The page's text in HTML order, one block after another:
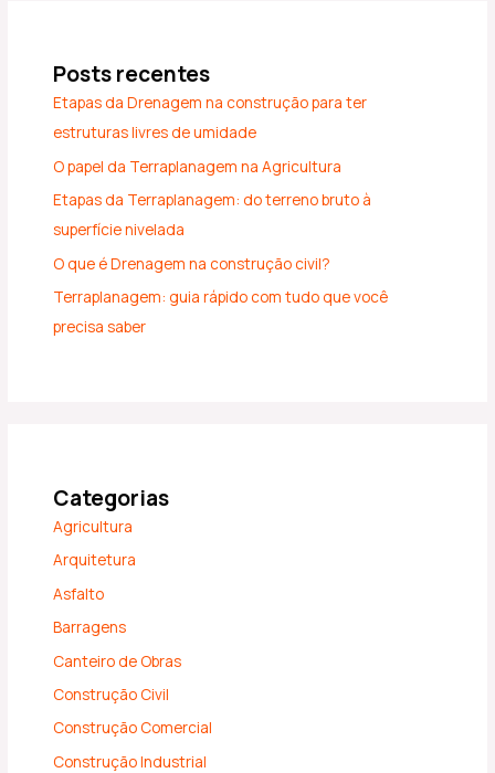
Posts recentes
Etapas da Drenagem na construção para ter
estruturas livres de umidade
O papel da Terraplanagem na Agricultura
Etapas da Terraplanagem: do terreno bruto à
superfície nivelada
O que é Drenagem na construção civil?
Terraplanagem: guia rápido com tudo que você
precisa saber
Categorias
Agricultura
Arquitetura
Asfalto
Barragens
Canteiro de Obras
Construção Civil
Construção Comercial
Construção Industrial